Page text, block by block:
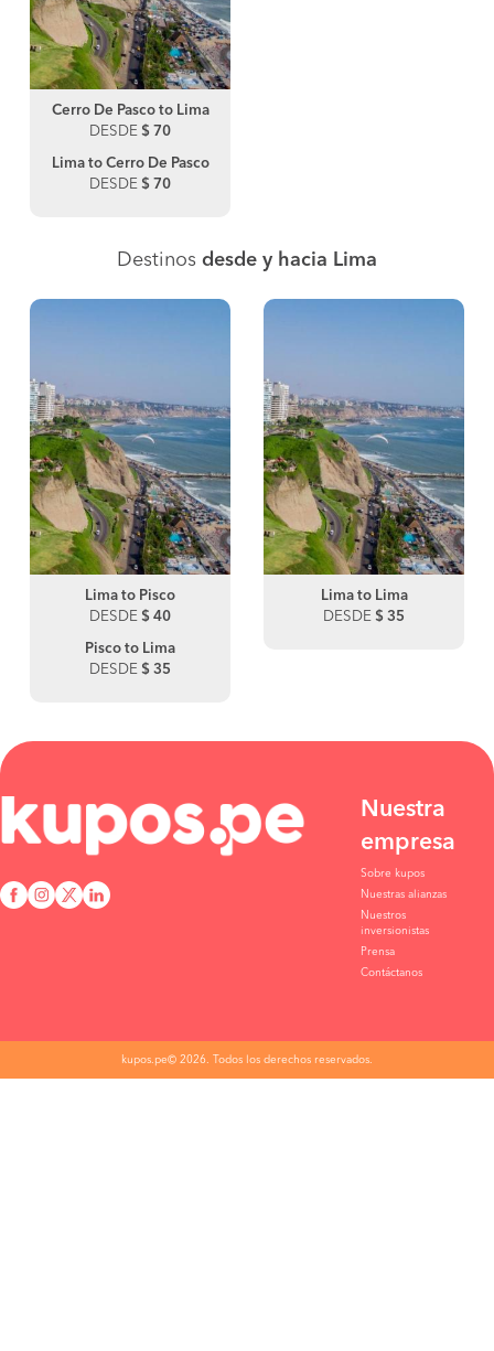
Cerro De Pasco to Lima
DESDE $ 70
Lima to Cerro De Pasco
DESDE $ 70
Destinos desde y hacia Lima
Lima to Pisco
DESDE $ 40
Pisco to Lima
DESDE $ 35
Lima to Lima
DESDE $ 35
Nuestra
empresa
Sobre kupos
Nuestras alianzas
Nuestros
inversionistas
Prensa
Contáctanos
kupos.pe© 2026. Todos los derechos reservados.